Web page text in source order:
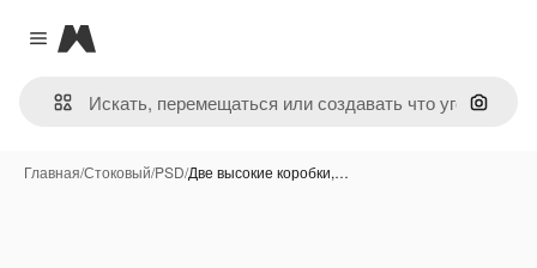
Close menu
Magnific
Поиск
Главная/Стоковый/PSD/Две высокие коробки,…